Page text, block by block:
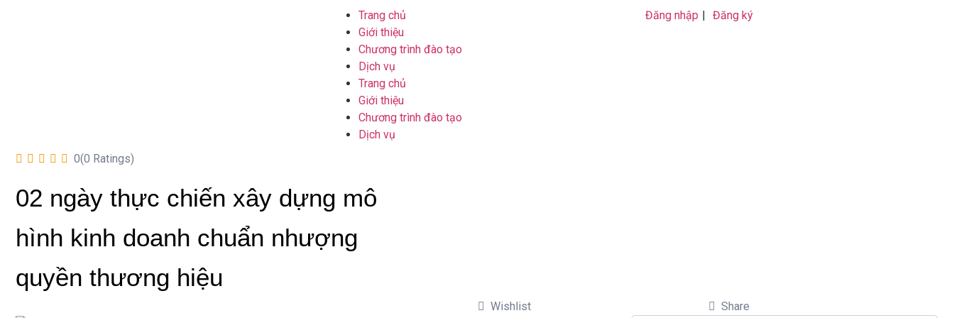
Trang chủ
Giới thiệu
Chương trình đào tạo
Dịch vụ
Trang chủ
Giới thiệu
Chương trình đào tạo
Dịch vụ
Đăng nhập | Đăng ký
0(0 Ratings)
02 ngày thực chiến xây dựng mô
hình kinh doanh chuẩn nhượng
quyền thương hiệu
Wishlist Share